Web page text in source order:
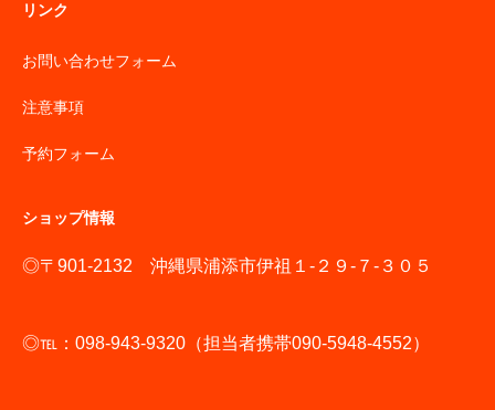
リンク
お問い合わせフォーム
注意事項
予約フォーム
ショップ情報
◎〒901-2132 沖縄県浦添市伊祖１-２９-７-３０５
◎℡：098-943-9320（担当者携帯090-5948-4552）